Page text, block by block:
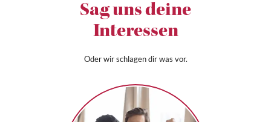
Sag uns deine
Interessen
Oder wir schlagen dir was vor.